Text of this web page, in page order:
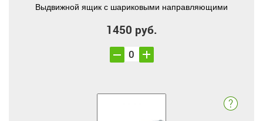
Выдвижной ящик с шариковыми направляющими
1450 руб.